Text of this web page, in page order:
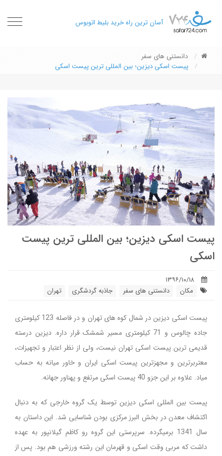
آسان ترین راه خرید بلیط اتوبوس
دانستنی های سفر
پیست اسکی دیزین؛ بین المللی ترین پیست اسکی
پیست اسکی دیزین؛ بین المللی ترین پیست
اسکی
۱۳۹۶/۱۰/۱۸
مکان
دانستنی های سفر جاذبه گردشگری تهران
پیست اسکی دیزین در شمال کوه های تهران و در فاصله 123 کیلومتری
جاده چالوس و 71 کیلومتری مسیر شمشک قرار داره. دیزین درسته
قدیمی ترین پیست اسکی تهران نیست، ولی از نظر اعتبار و تجهیزات،
معتربرترین و مجهزترین پیست اسکی ایران و خاور میانه به حساب
میاد. علاوه بر این جزو 40 پیست اسکی مرتفع و پهناور جهانه.
پیست بین المللی اسکی دیزین توسط یک گروه خارجی که به دنبال
اکتشاف معدن در بخش البرز مرکزی بودن شناسایی شد. این داستان به
سال 1341 برمیگرده. سرپرستی این گروه رو کاظم گیلانپور به عهده
داشت که مربی وقت اسکی و قهرمان این رشته ورزشی هم بود. پس از